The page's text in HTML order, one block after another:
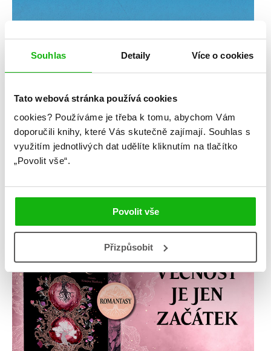
Souhlas Detaily Více o cookies
Tato webová stránka používá cookies
cookies? Používáme je třeba k tomu, abychom Vám
doporučili knihy, které Vás skutečně zajímají. Souhlas s
využitím jednotlivých dat udělíte kliknutím na tlačítko
„Povolit vše“.
Povolit vše
Přizpůsobit